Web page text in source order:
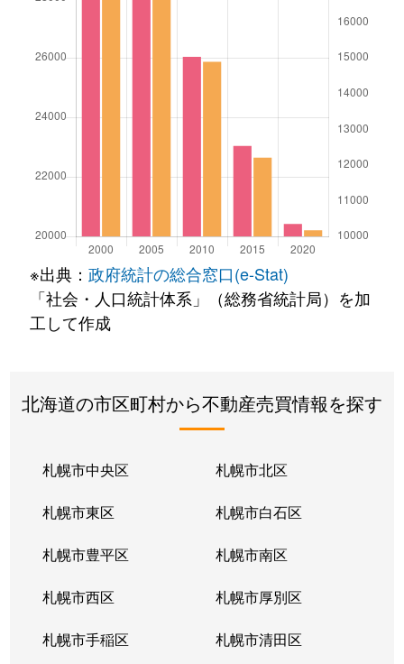
※出典： 政府統計の総合窓口(e-Stat)
「社会・人口統計体系」（総務省統計局）を加
工して作成
北海道の市区町村から不動産売買情報を探す
札幌市中央区 札幌市北区
札幌市東区 札幌市白石区
札幌市豊平区 札幌市南区
札幌市西区 札幌市厚別区
札幌市手稲区 札幌市清田区